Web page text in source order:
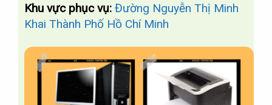
Khu vực phục vụ: Đường Nguyễn Thị Minh
Khai Thành Phố Hồ Chí Minh